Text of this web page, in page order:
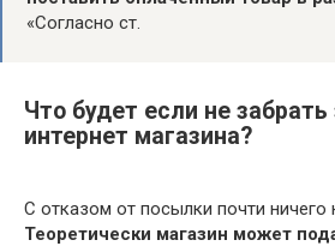
«Согласно ст.
Что будет если не забрать
интернет магазина?
С отказом от посылки почти ничего
Теоретически магазин может